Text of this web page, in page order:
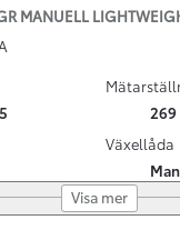
MANUELL
Växellåda
Visa mer